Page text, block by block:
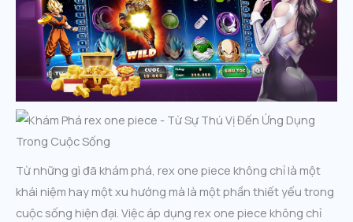
Từ những gì đã khám phá, rex one piece không chỉ là một
khái niệm hay một xu hướng mà là một phần thiết yếu trong
cuộc sống hiện đại. Việc áp dụng rex one piece không chỉ